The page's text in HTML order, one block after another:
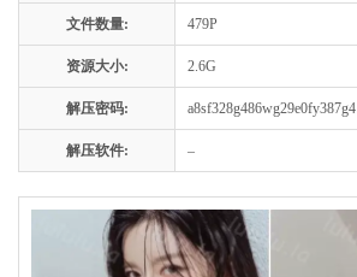
文件数量: 479P
资源大小: 2.6G
解压密码: a8sf328g486wg29e0fy387g4
解压软件: –